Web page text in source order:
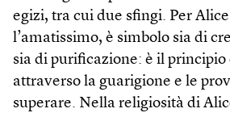
egizi, tra cui due sfingi. Per
l’amatissimo, è simbolo sia di
sia di purificazione: è il principio
attraverso la guarigione e le
superare. Nella religiosità di